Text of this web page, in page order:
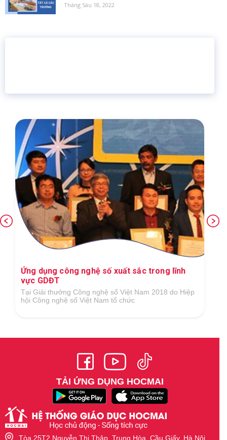
Tháng Sáu 18, 2022
Ứng dụng công nghệ số xuất sắc trong lĩnh
vực GDĐT
Tại Giải thưởng Công nghệ số Việt Nam 2018 do Hiệp
hội Công nghệ số Việt Nam tổ chức
TẢI ỨNG DỤNG HOCMAI
Tòa 25T2 Nguyễn Thị Thập, Trung Hòa, Cầu Giấy, Hà Nội